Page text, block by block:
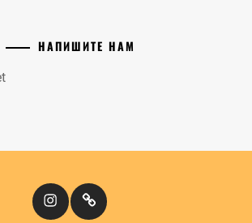
НАПИШИТЕ НАМ
InstagramКіномандри